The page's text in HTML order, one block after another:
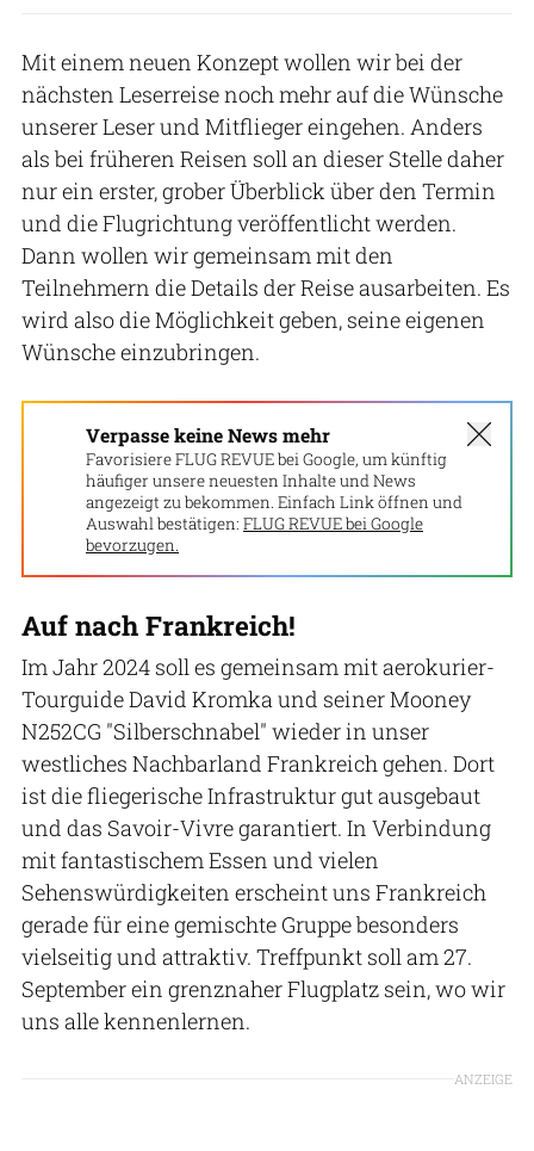
Mit einem neuen Konzept wollen wir bei der
nächsten Leserreise noch mehr auf die Wünsche
unserer Leser und Mitflieger eingehen. Anders
als bei früheren Reisen soll an dieser Stelle daher
nur ein erster, grober Überblick über den Termin
und die Flugrichtung veröffentlicht werden.
Dann wollen wir gemeinsam mit den
Teilnehmern die Details der Reise ausarbeiten. Es
wird also die Möglichkeit geben, seine eigenen
Wünsche einzubringen.
Verpasse keine News mehr
Favorisiere FLUG REVUE bei Google, um künftig
häufiger unsere neuesten Inhalte und News
angezeigt zu bekommen. Einfach Link öffnen und
Auswahl bestätigen: FLUG REVUE bei Google
bevorzugen.
Auf nach Frankreich!
Im Jahr 2024 soll es gemeinsam mit aerokurier-
Tourguide David Kromka und seiner Mooney
N252CG "Silberschnabel" wieder in unser
westliches Nachbarland Frankreich gehen. Dort
ist die fliegerische Infrastruktur gut ausgebaut
und das Savoir-Vivre garantiert. In Verbindung
mit fantastischem Essen und vielen
Sehenswürdigkeiten erscheint uns Frankreich
gerade für eine gemischte Gruppe besonders
vielseitig und attraktiv. Treffpunkt soll am 27.
September ein grenznaher Flugplatz sein, wo wir
uns alle kennenlernen.
ANZEIGE